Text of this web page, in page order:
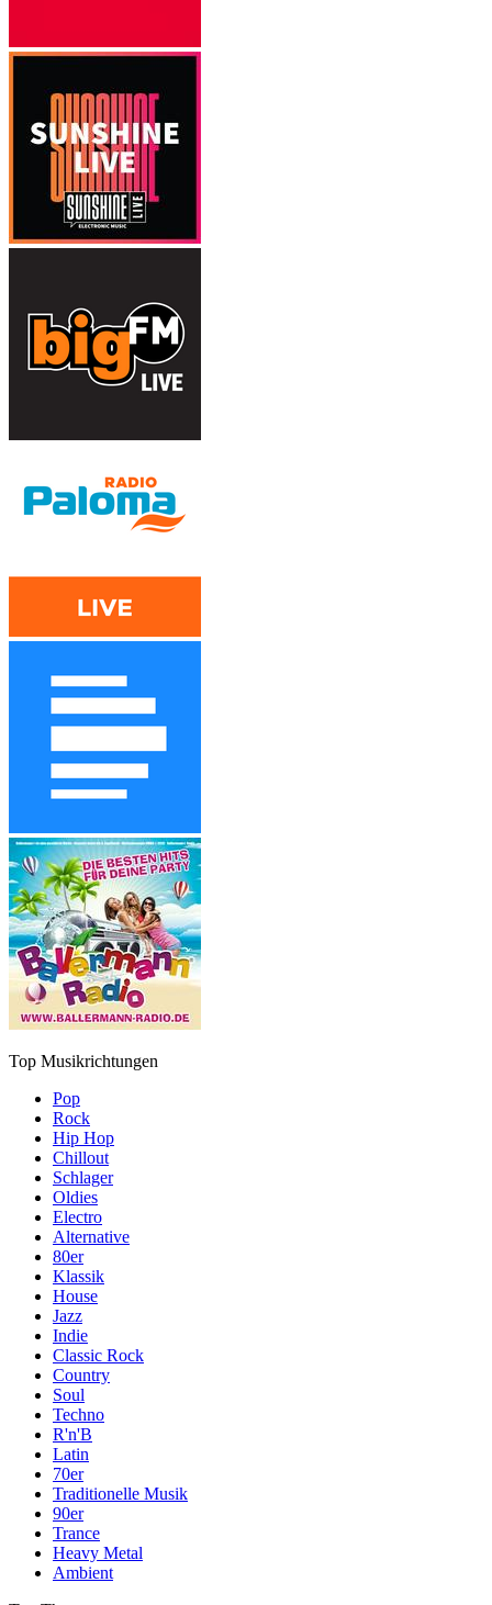
Top Musikrichtungen
Pop
Rock
Hip Hop
Chillout
Schlager
Oldies
Electro
Alternative
80er
Klassik
House
Jazz
Indie
Classic Rock
Country
Soul
Techno
R'n'B
Latin
70er
Traditionelle Musik
90er
Trance
Heavy Metal
Ambient